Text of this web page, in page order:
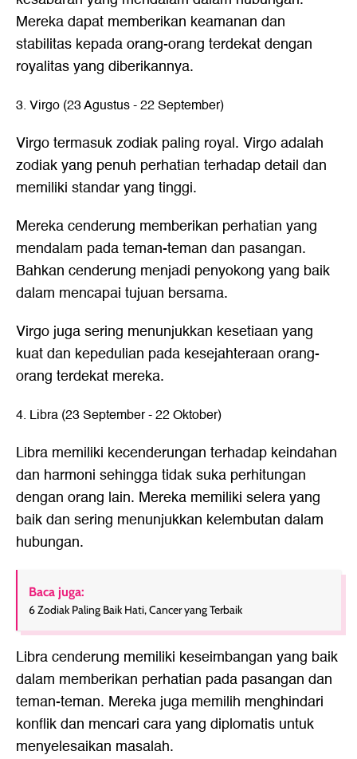
Mereka dapat memberikan keamanan dan
stabilitas kepada orang-orang terdekat dengan
royalitas yang diberikannya.
3. Virgo (23 Agustus - 22 September)
Virgo termasuk zodiak paling royal. Virgo adalah
zodiak yang penuh perhatian terhadap detail dan
memiliki standar yang tinggi.
Mereka cenderung memberikan perhatian yang
mendalam pada teman-teman dan pasangan.
Bahkan cenderung menjadi penyokong yang baik
dalam mencapai tujuan bersama.
Virgo juga sering menunjukkan kesetiaan yang
kuat dan kepedulian pada kesejahteraan orang-
orang terdekat mereka.
4. Libra (23 September - 22 Oktober)
Libra memiliki kecenderungan terhadap keindahan
dan harmoni sehingga tidak suka perhitungan
dengan orang lain. Mereka memiliki selera yang
baik dan sering menunjukkan kelembutan dalam
hubungan.
Baca juga:
6 Zodiak Paling Baik Hati, Cancer yang Terbaik
Libra cenderung memiliki keseimbangan yang baik
dalam memberikan perhatian pada pasangan dan
teman-teman. Mereka juga memilih menghindari
konflik dan mencari cara yang diplomatis untuk
menyelesaikan masalah.